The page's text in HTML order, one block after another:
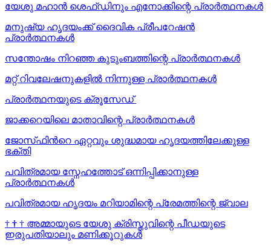
യേശു മഹാന്‍ ശെഫ്ഡിനും എനോക്കിന്റെ പ്രാർത്ഥനകള്‍
മനുഷ്യ ഹൃദയംക്ക് ദൈവിക പ്രീപറേഷൻ
പ്രാർത്ഥനകൾ
സന്തോഷം നിറഞ്ഞ കുടുംബത്തിന്റെ പ്രാർത്ഥനകള്‍
മറ്റ് റിവലേഷനുകളിൽ നിന്നുള്ള പ്രാർത്ഥനകൾ
പ്രാർത്ഥനയുടെ ക്രൂസേഡ്
ജാക്കറെയിലെ മാതാവിന്റെ പ്രാർത്ഥനകൾ
ജോസ്‌ഫിന്‍റെ ഏറ്റവും ശുദ്ധമായ ഹൃദയത്തിലേക്കുള്ള
ഭക്തി
പവിത്രമായ സ്നേഹത്തോട് ഒന്നിപ്പിക്കാനുള്ള
പ്രാർത്ഥനകള്‍
പവിത്രമായ ഹൃദയം മറിയാമിന്റെ പ്രേമത്തിന്റെ ജ്വാല
† † † അമ്മായുടെ യേശു ക്രിസ്തുവിന്റെ പീഡയുടെ
ഇരുപതിയാലും മണിക്കൂറുകള്‍